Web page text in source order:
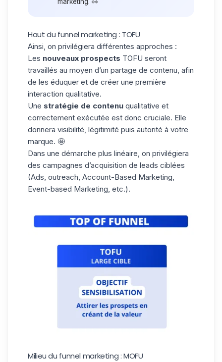
Haut du funnel marketing : TOFU
Ainsi, on privilégiera différentes approches :
Les nouveaux prospects TOFU seront
travaillés au moyen d’un partage de contenu, afin
de les éduquer et de créer une première
interaction qualitative.
Une stratégie de contenu qualitative et
correctement exécutée est donc cruciale. Elle
donnera visibilité, légitimité puis autorité à votre
marque. 🤩
Dans une démarche plus linéaire, on privilégiera
des campagnes d’acquisition de leads ciblées
(Ads, outreach, Account-Based Marketing,
Event-based Marketing, etc.).
Milieu du funnel marketing : MOFU